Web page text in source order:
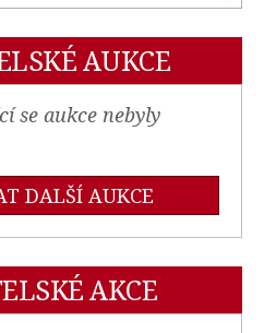
AUKCE
se aukce nebyly
DALŠÍ AUKCE
AKCE